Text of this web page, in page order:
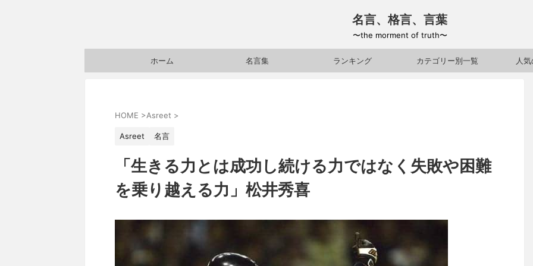
名言、格言、言葉
〜the morment of truth〜
ホーム 名言集 ランキング カテゴリー別一覧 人
HOME >Asreet >
Asreet 名言
「生きる力とは成功し続ける力ではなく失敗や困難
を乗り越える力」松井秀喜